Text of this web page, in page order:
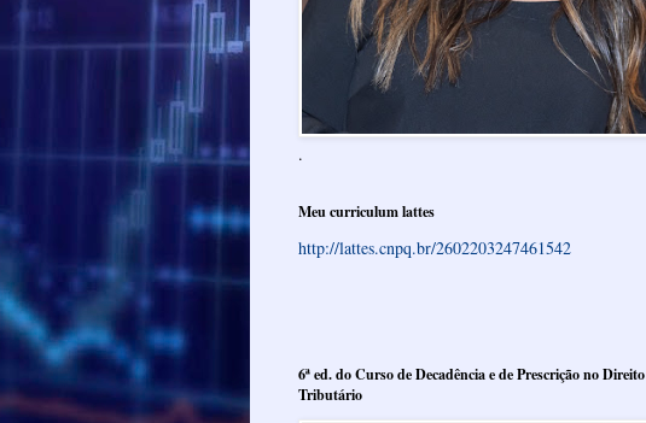
.
Meu curriculum lattes
http://lattes.cnpq.br/2602203247461542
6ª ed. do Curso de Decadência e de Prescrição no Direito
Tributário